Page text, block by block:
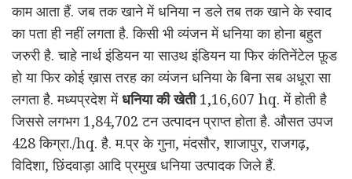
काम आता हैं. जब तक खाने में धनिया न डले तब तक खाने के स्वाद
का पता ही नहीं लगता है. किसी भी व्यंजन में धनिया का होना बहुत
जरुरी है. चाहे नार्थ इंडियन या साउथ इंडियन या फिर कंतिनेंटेल फ़ूड
हो या फिर कोई ख़ास तरह का व्यंजन धनिया के बिना सब अधूरा सा
लगता है. मध्यप्रदेश मेंधनिया की खेती1,16,607 hq. में होती है
जिससे लगभग 1,84,702 टन उत्पादन प्राप्त होता है. औसत उपज
428 किग्रा./hq. है. म.प्र के गुना, मंदसौर, शाजापुर, राजगढ़,
विदिशा, छिंदवाड़ा आदि प्रमुख धनिया उत्पादक जिले हैं.